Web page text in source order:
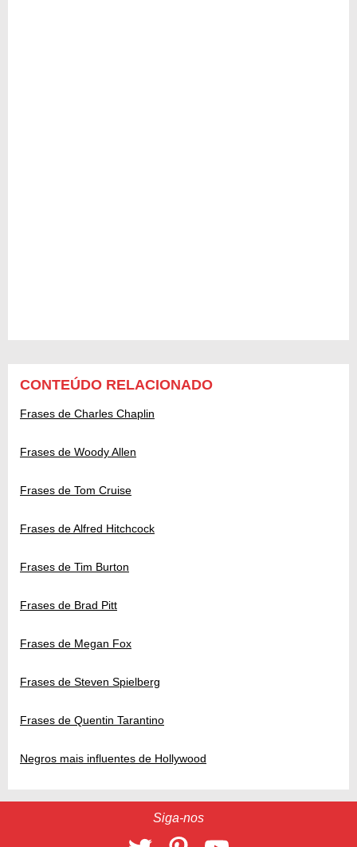
CONTEÚDO RELACIONADO
Frases de Charles Chaplin
Frases de Woody Allen
Frases de Tom Cruise
Frases de Alfred Hitchcock
Frases de Tim Burton
Frases de Brad Pitt
Frases de Megan Fox
Frases de Steven Spielberg
Frases de Quentin Tarantino
Negros mais influentes de Hollywood
Siga-nos